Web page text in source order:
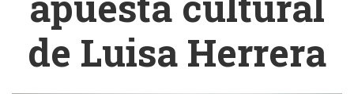
de Luisa Herrera